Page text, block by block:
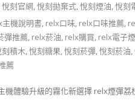
悅刻官網,悅刻拋棄式,悅刻煙油,悅刻
主機說明書, relx口味, relx口味推薦,
彈推薦, relx菸油, relx購買, relx電子煙
刻積木,悅刻糖果,悅刻菸彈,悅刻菸油,
薦
機體驗升級的霧化新選擇 relx煙彈